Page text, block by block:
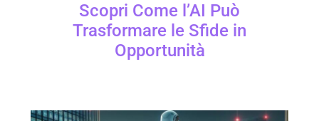
Scopri Come l’AI Può
Trasformare le Sfide in
Opportunità